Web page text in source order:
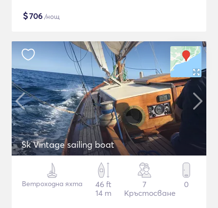
$706 /нощ
Sk Vintage sailing boat
Ветроходна яхта
46 ft
14 m
7
Кръстосване
0